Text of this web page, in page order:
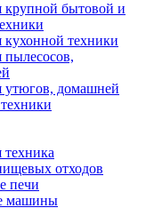
крупной бытовой и
кухонной техники
пылесосов,
утюгов, домашней
техника
отходов
печи
машины